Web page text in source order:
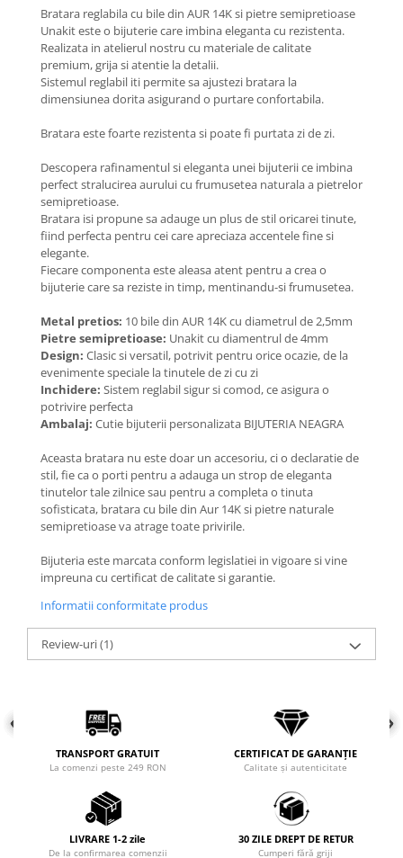
Coliere cu Zodii
Coliere cu Flori
Coliere cu Animale
Coliere cu Molecule
Coliere Diverse
BRĂȚĂRI
BRĂȚĂRI CU ȘNUR REGLABIL
Brățări din Aur cu șnur reglabil
Brățări din Argint cu șnur reglabil
BRĂȚĂRI CU PIETRE SEMIPREȚIOASE
Brățări din Aur cu pietre
semiprețioase
Brățări din Argint cu pietre
Brățări elastice cu pietre
semiprețioase
BRĂȚĂRI DE PICIOR
Brățări de picior din Aur
Brățări de picior din Argint
COLIERE
Coliere cu mărgele colorate și
Argint
Coliere cu pietre semiprețioase
Bratara reglabila cu bile din AUR 14K si pietre semipretioase
Unakit este o bijuterie care imbina eleganta cu rezistenta.
Realizata in atelierul nostru cu materiale de calitate
premium, grija si atentie la detalii.
Sistemul reglabil iti permite sa ajustezi bratara la
dimensiunea dorita asigurand o purtare confortabila.
Bratara este foarte rezistenta si poate fi purtata zi de zi.
Descopera rafinamentul si eleganta unei bijuterii ce imbina
perfect stralucirea aurului cu frumusetea naturala a pietrelor
semipretioase.
Bratara isi propune sa adauge un plus de stil oricarei tinute,
fiind perfecta pentru cei care apreciaza accentele fine si
elegante.
Fiecare componenta este aleasa atent pentru a crea o
bijuterie care sa reziste in timp, mentinandu-si frumusetea.
Metal pretios: 10 bile din AUR 14K cu diametrul de 2,5mm
Pietre semipretioase: Unakit cu diamentrul de 4mm
Design: Clasic si versatil, potrivit pentru orice ocazie, de la
evenimente speciale la tinutele de zi cu zi
Inchidere: Sistem reglabil sigur si comod, ce asigura o
potrivire perfecta
Ambalaj: Cutie bijuterii personalizata BIJUTERIA NEAGRA
Aceasta bratara nu este doar un accesoriu, ci o declaratie de
stil, fie ca o porti pentru a adauga un strop de eleganta
tinutelor tale zilnice sau pentru a completa o tinuta
sofisticata, bratara cu bile din Aur 14K si pietre naturale
semipretioase va atrage toate privirile.
Bijuteria este marcata conform legislatiei in vigoare si vine
impreuna cu certificat de calitate si garantie.
Informatii conformitate produs
Review-uri(1)
TRANSPORT GRATUIT
La comenzi peste 249 RON
CERTIFICAT DE GARANȚIE
Calitate și autenticitate
LIVRARE 1-2 zile
De la confirmarea comenzii
30 ZILE DREPT DE RETUR
Cumperi fără griji